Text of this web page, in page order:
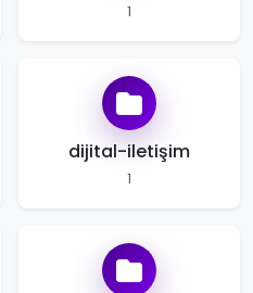
1
dijital-iletişim
1